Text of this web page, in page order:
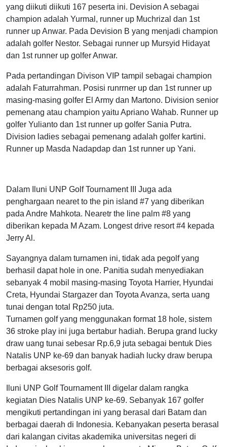
yang diikuti diikuti 167 peserta ini. Devision A sebagai
champion adalah Yurmal, runner up Muchrizal dan 1st
runner up Anwar. Pada Devision B yang menjadi champion
adalah golfer Nestor. Sebagai runner up Mursyid Hidayat
dan 1st runner up golfer Anwar.
Pada pertandingan Divison VIP tampil sebagai champion
adalah Faturrahman. Posisi runrrner up dan 1st runner up
masing-masing golfer El Army dan Martono. Division senior
pemenang atau champion yaitu Apriano Wahab. Runner up
golfer Yulianto dan 1st runner up golfer Sania Putra.
Division ladies sebagai pemenang adalah golfer kartini.
Runner up Masda Nadapdap dan 1st runner up Yani.
Dalam Iluni UNP Golf Tournament III Juga ada
penghargaan nearet to the pin island #7 yang diberikan
pada Andre Mahkota. Nearetr the line palm #8 yang
diberikan kepada M Azam. Longest drive resort #4 kepada
Jerry Al.
Sayangnya dalam turnamen ini, tidak ada pegolf yang
berhasil dapat hole in one. Panitia sudah menyediakan
sebanyak 4 mobil masing-masing Toyota Harrier, Hyundai
Creta, Hyundai Stargazer dan Toyota Avanza, serta uang
tunai dengan total Rp250 juta.
Turnamen golf yang menggunakan format 18 hole, sistem
36 stroke play ini juga bertabur hadiah. Berupa grand lucky
draw uang tunai sebesar Rp.6,9 juta sebagai bentuk Dies
Natalis UNP ke-69 dan banyak hadiah lucky draw berupa
berbagai aksesoris golf.
Iluni UNP Golf Tournament III digelar dalam rangka
kegiatan Dies Natalis UNP ke-69. Sebanyak 167 golfer
mengikuti pertandingan ini yang berasal dari Batam dan
berbagai daerah di Indonesia. Kebanyakan peserta berasal
dari kalangan civitas akademika universitas negeri di